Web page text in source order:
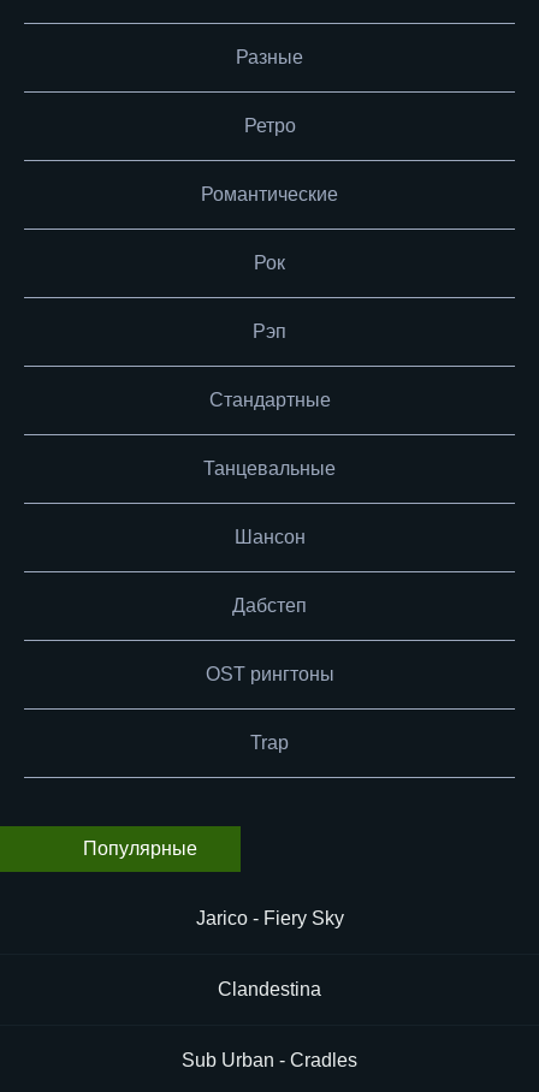
Разные
Ретро
Романтические
Рок
Рэп
Стандартные
Танцевальные
Шансон
Дабстеп
OST рингтоны
Trap
Популярные
Jarico - Fiery Sky
Clandestina
Sub Urban - Cradles